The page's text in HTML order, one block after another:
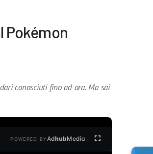
Pokémon
conosciuti fino ad ora. Ma sai
POWERED BYAdhubMedia